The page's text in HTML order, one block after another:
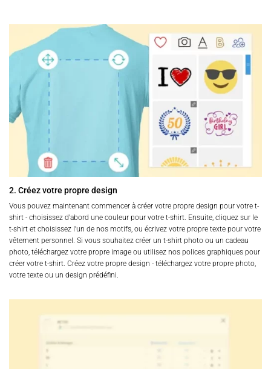
2. Créez votre propre design
Vous pouvez maintenant commencer à créer votre propre design pour votre t-
shirt - choisissez d'abord une couleur pour votre t-shirt. Ensuite, cliquez sur le
t-shirt et choisissez l'un de nos motifs, ou écrivez votre propre texte pour votre
vêtement personnel. Si vous souhaitez créer un t-shirt photo ou un cadeau
photo, téléchargez votre propre image ou utilisez nos polices graphiques pour
créer votre t-shirt. Créez votre propre design - téléchargez votre propre photo,
votre texte ou un design prédéfini.